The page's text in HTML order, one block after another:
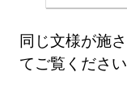
同じ文様が施
てご覧ください